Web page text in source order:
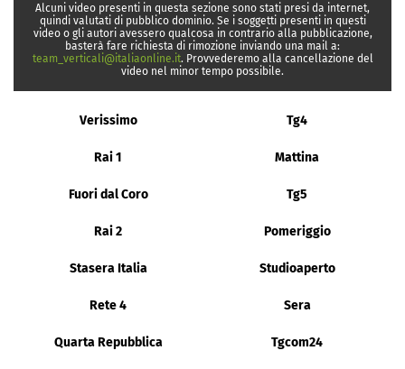
Alcuni video presenti in questa sezione sono stati presi da internet,
quindi valutati di pubblico dominio. Se i soggetti presenti in questi
video o gli autori avessero qualcosa in contrario alla pubblicazione,
basterà fare richiesta di rimozione inviando una mail a:
team_verticali@italiaonline.it. Provvederemo alla cancellazione del
video nel minor tempo possibile.
Verissimo Tg4
Rai 1 Mattina
Fuori dal Coro Tg5
Rai 2 Pomeriggio
Stasera Italia Studioaperto
Rete 4 Sera
Quarta Repubblica Tgcom24